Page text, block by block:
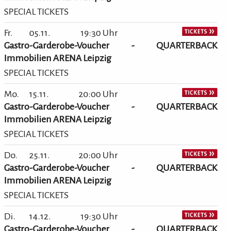
SPECIAL TICKETS
Fr. 05.11.
19:30 Uhr
Gastro-Garderobe-Voucher - QUARTERBACK
Immobilien ARENA Leipzig
SPECIAL TICKETS
Mo. 15.11.
20:00 Uhr
Gastro-Garderobe-Voucher - QUARTERBACK
Immobilien ARENA Leipzig
SPECIAL TICKETS
Do. 25.11.
20:00 Uhr
Gastro-Garderobe-Voucher - QUARTERBACK
Immobilien ARENA Leipzig
SPECIAL TICKETS
Di. 14.12.
19:30 Uhr
Gastro-Garderobe-Voucher - QUARTERBACK